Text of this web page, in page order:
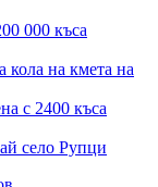
000 къса
кола на кмета на
с 2400 къса
село Рупци